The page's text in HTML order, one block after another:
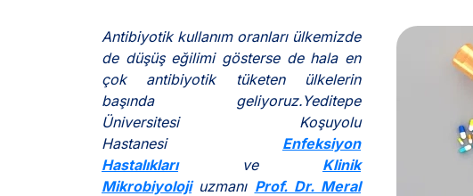
Antibiyotik kullanım oranları ülkemizde
de düşüş eğilimi gösterse de hala en
çok antibiyotik tüketen ülkelerin
başında geliyoruz.Yeditepe
Üniversitesi Koşuyolu
Hastanesi Enfeksiyon
Hastalıklarıve Klinik
Mikrobiyolojiuzmanı Prof. Dr. Meral